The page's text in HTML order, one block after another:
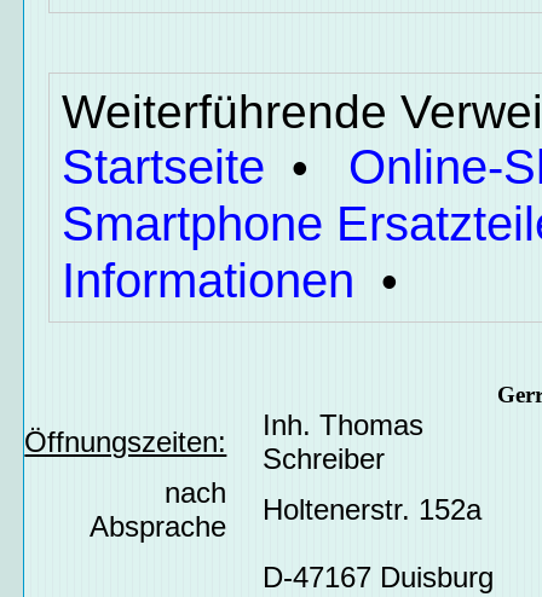
Weiterführende
Startseite • Online-
Smartphone
Informationen •
Öffnungszeiten:
Inh. Thomas
Schreiber
nach
Absprache
Holtenerstr. 152a
D-47167 Duisburg